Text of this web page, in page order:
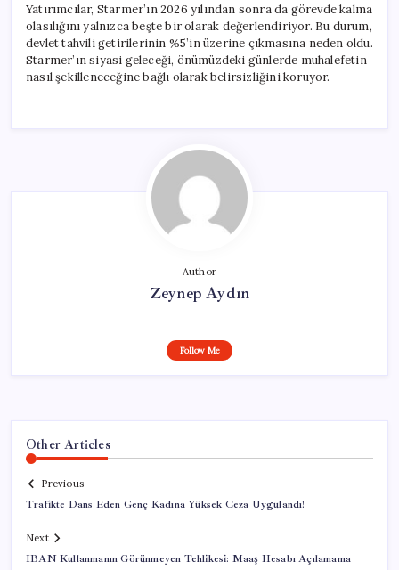
Yatırımcılar, Starmer’ın 2026 yılından sonra da görevde kalma
olasılığını yalnızca beşte bir olarak değerlendiriyor. Bu durum,
devlet tahvili getirilerinin %5’in üzerine çıkmasına neden oldu.
Starmer’ın siyasi geleceği, önümüzdeki günlerde muhalefetin
nasıl şekilleneceğine bağlı olarak belirsizliğini koruyor.
Author
Zeynep Aydın
Follow Me
Other Articles
Previous
Trafikte Dans Eden Genç Kadına Yüksek Ceza Uygulandı!
Next
IBAN Kullanmanın Görünmeyen Tehlikesi: Maaş Hesabı Açılamama